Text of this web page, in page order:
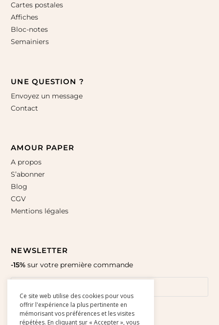
Cartes postales
Affiches
Bloc-notes
Semainiers
UNE QUESTION ?
Envoyez un message
Contact
AMOUR PAPER
A propos
S’abonner
Blog
CGV
Mentions légales
NEWSLETTER
-15% sur votre première commande
Ce site web utilise des cookies pour vous
offrir l'expérience la plus pertinente en
mémorisant vos préférences et les visites
répétées. En cliquant sur « Accepter », vous